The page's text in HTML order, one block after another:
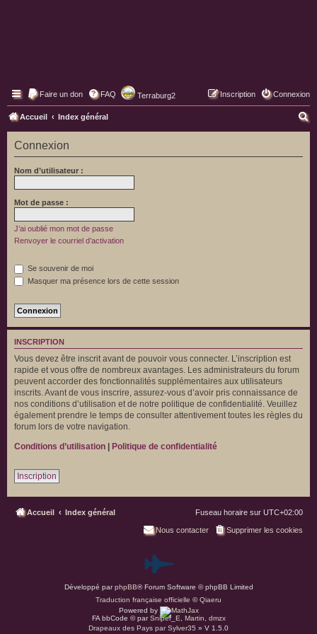
Pages web de Terraburg
Faire un don FAQ Terraburg2 Connexion
Inscription
Accueil Index général
e
Connexion
Nom d’utilisateur :
Mot de passe :
J’ai oublié mon mot de passe
Renvoyer le courriel d’activation
Se souvenir de moi
Masquer ma présence lors de cette session
INSCRIPTION
Vous devez être inscrit avant de pouvoir vous connecter. L’inscription est
rapide et vous offre de nombreux avantages. Les administrateurs du forum
peuvent accorder des fonctionnalités supplémentaires aux utilisateurs
inscrits. Avant de vous inscrire, assurez-vous d’avoir pris connaissance de
nos conditions d’utilisation et de notre politique de confidentialité. Veuillez
également prendre le temps de consulter attentivement toutes les règles du
forum lors de votre navigation.
Conditions d’utilisation | Politique de confidentialité
Inscription
Accueil Index général Fuseau horaire sur UTC+02:00
Supprimer les cookies
Nous contacter
P
a
r
Développé parphpBB® Forum Software © phpBB Limited
Traduction française officielle ©Qiaeru
Powered by
FA bbCode ©parSniper_E Martin
dmzx
Drapeaux des Pays par Sylver35 » V 1.5.0